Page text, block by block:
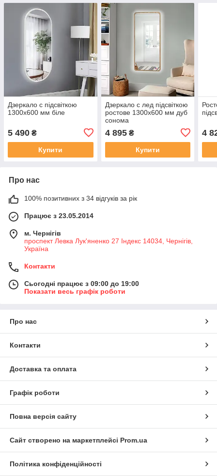
Дзеркало с підсвіткою
1300х600 мм біле
5 490 ₴
Купити
Дзеркало с лед підсвіткою
ростове 1300х600 мм дуб
сонома
4 895₴
Купити
4
Про нас
100% позитивних з 34 відгуків за рік
Працює з 23.05.2014
м. Чернігів
проспект Левка Лук'яненко 27 Індекс 14034, Чернігів,
Україна
Контакти
Сьогодні працює з 09:00 до 19:00
Показати весь графік роботи
Про нас
Контакти
Доставка та оплата
Графік роботи
Повна версія сайту
Сайт створено на маркетплейсі Prom.ua
Політика конфіденційності